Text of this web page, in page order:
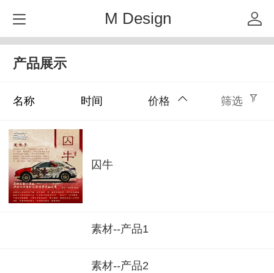
M Design
产品展示
名称 时间 价格 筛选
囚牛
素材--产品1
素材--产品2